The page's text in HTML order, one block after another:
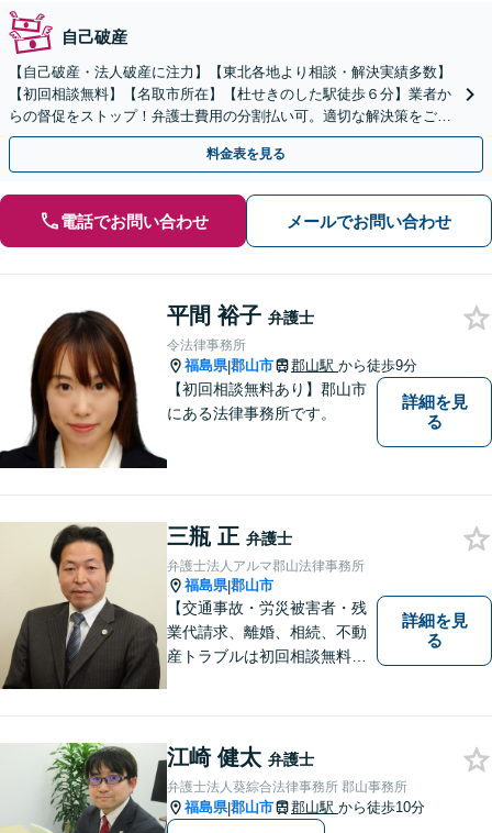
自己破産
【自己破産・法人破産に注力】【東北各地より相談・解決実績多数】
【初回相談無料】【名取市所在】【杜せきのした駅徒歩６分】業者か
らの督促をストップ！弁護士費用の分割払い可。適切な解決策をご提
案します【土曜相談可】【駐車場完備】【完全個室】
料金表を見る
電話でお問い合わせ メールでお問い合わせ
平間 裕子 弁護士
令法律事務所
福島県|郡山市 郡山駅 から徒歩9分
【初回相談無料あり】郡山市
にある法律事務所です。
詳細を見
る
三瓶 正 弁護士
弁護士法人アルマ郡山法律事務所
福島県|郡山市
【交通事故・労災被害者・残
業代請求、離婚、相続、不動
産トラブルは初回相談無料】
も可能】
詳細を見
る
江崎 健太 弁護士
弁護士法人葵綜合法律事務所 郡山事務所
福島県|郡山市 郡山駅 から徒歩10分